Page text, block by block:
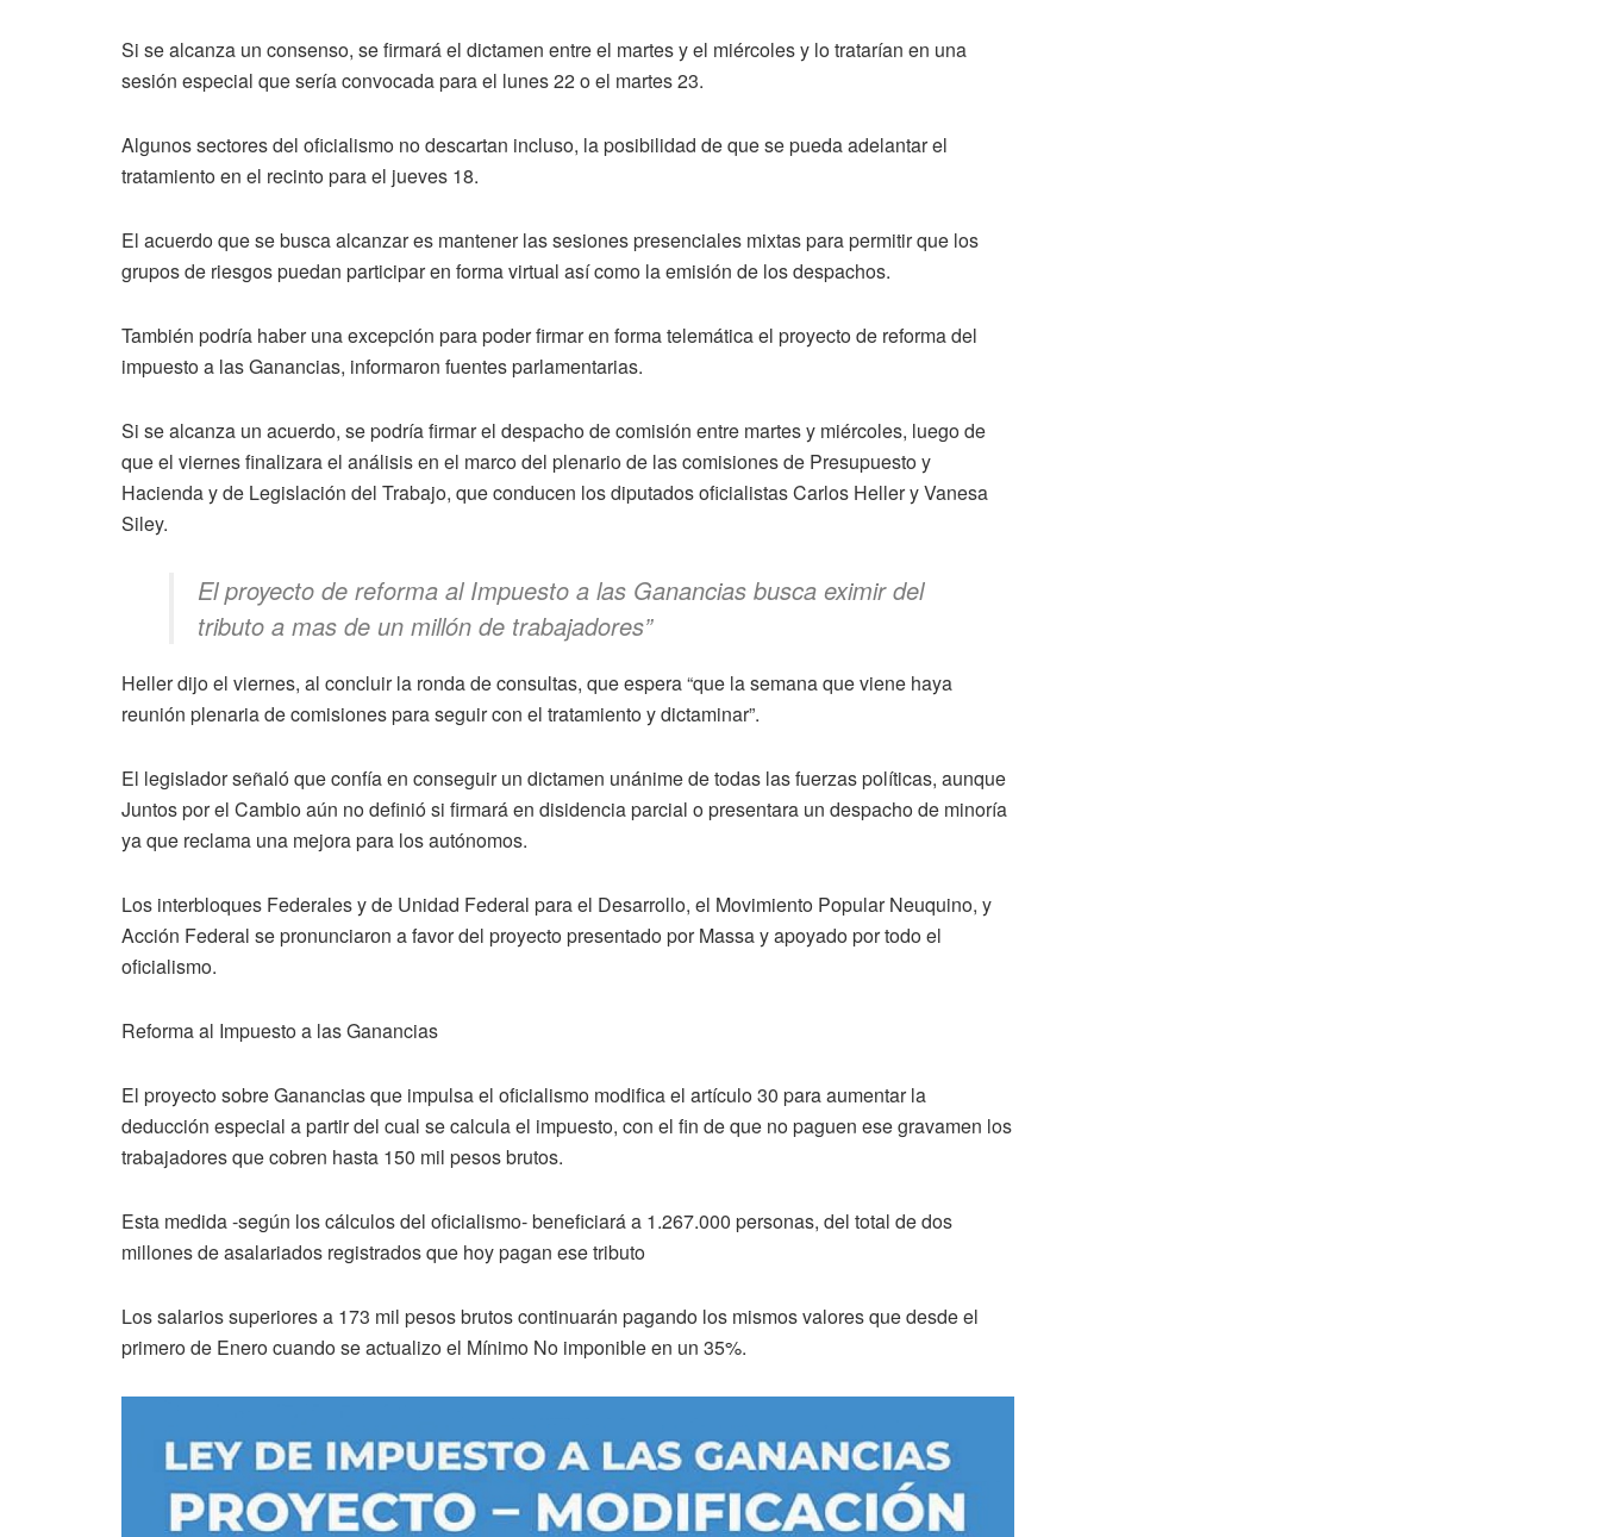
Si se alcanza un consenso, se firmará el dictamen entre el martes y el miércoles y lo tratarían en una
sesión especial que sería convocada para el lunes 22 o el martes 23.
Algunos sectores del oficialismo no descartan incluso, la posibilidad de que se pueda adelantar el
tratamiento en el recinto para el jueves 18.
El acuerdo que se busca alcanzar es mantener las sesiones presenciales mixtas para permitir que los
grupos de riesgos puedan participar en forma virtual así como la emisión de los despachos.
También podría haber una excepción para poder firmar en forma telemática el proyecto de reforma del
impuesto a las Ganancias, informaron fuentes parlamentarias.
Si se alcanza un acuerdo, se podría firmar el despacho de comisión entre martes y miércoles, luego de
que el viernes finalizara el análisis en el marco del plenario de las comisiones de Presupuesto y
Hacienda y de Legislación del Trabajo, que conducen los diputados oficialistas Carlos Heller y Vanesa
Siley.
El proyecto de reforma al Impuesto a las Ganancias busca eximir del
tributo a mas de un millón de trabajadores”
Heller dijo el viernes, al concluir la ronda de consultas, que espera “que la semana que viene haya
reunión plenaria de comisiones para seguir con el tratamiento y dictaminar”.
El legislador señaló que confía en conseguir un dictamen unánime de todas las fuerzas políticas, aunque
Juntos por el Cambio aún no definió si firmará en disidencia parcial o presentara un despacho de minoría
ya que reclama una mejora para los autónomos.
Los interbloques Federales y de Unidad Federal para el Desarrollo, el Movimiento Popular Neuquino, y
Acción Federal se pronunciaron a favor del proyecto presentado por Massa y apoyado por todo el
oficialismo.
Reforma al Impuesto a las Ganancias
El proyecto sobre Ganancias que impulsa el oficialismo modifica el artículo 30 para aumentar la
deducción especial a partir del cual se calcula el impuesto, con el fin de que no paguen ese gravamen los
trabajadores que cobren hasta 150 mil pesos brutos.
Esta medida -según los cálculos del oficialismo- beneficiará a 1.267.000 personas, del total de dos
millones de asalariados registrados que hoy pagan ese tributo
Los salarios superiores a 173 mil pesos brutos continuarán pagando los mismos valores que desde el
primero de Enero cuando se actualizo el Mínimo No imponible en un 35%.